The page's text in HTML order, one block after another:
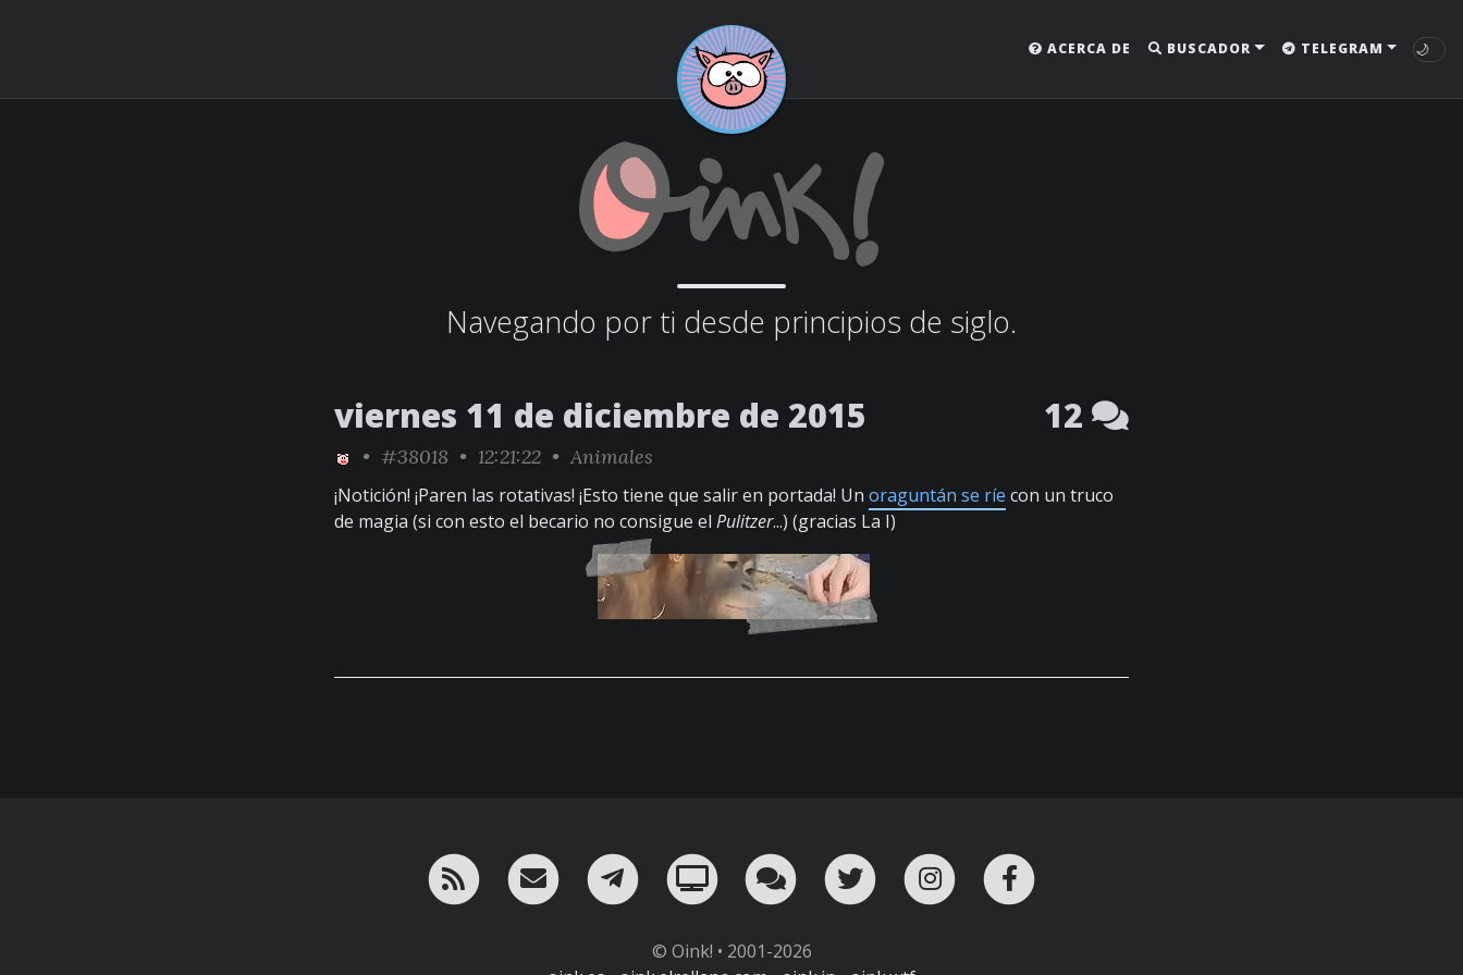
ACERCA DE BUSCADOR TELEGRAM 🌙
Navegando por ti desde principios de siglo.
viernes 11 de diciembre de 2015 12
• #38018 • 12:21:22 • Animales
¡Notición! ¡Paren las rotativas! ¡Esto tiene que salir en portada! Un oraguntán se ríe con un truco
de magia (si con esto el becario no consigue el Pulitzer...) (gracias La I)
RSS ¡Mándame un email!
¡Nuestro canal en Telegram!
Oink! TV Charla con nosotros en Telegram
Twitter Instagram
© Oink! • 2001-2026